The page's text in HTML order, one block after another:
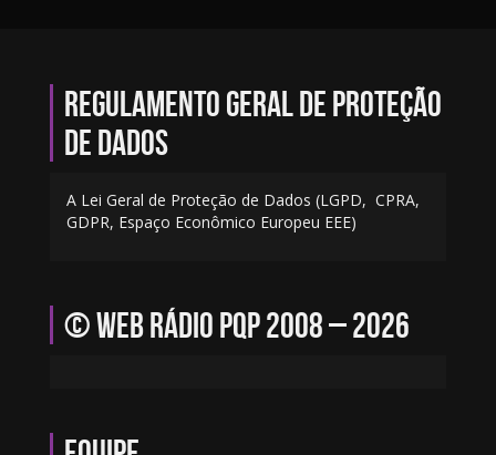
Regulamento geral de proteção
de dados
A Lei Geral de Proteção de Dados (LGPD, CPRA,
GDPR, Espaço Econômico Europeu EEE)
© Web Rádio PQP 2008 – 2026